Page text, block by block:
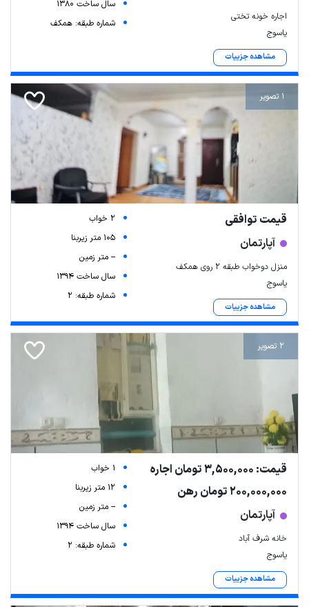
اجاره خونه تختی
یاسوج
مشاهده جزییات
سال ساخت 1380
شماره طبقه: همکف
1 تصویر
قیمت توافقی
آپارتمان
منزل دوخواب طبقه ۲ روی همکف
یاسوج
مشاهده جزییات
2 خواب
105 متر زیربنا
-- متر زمین
سال ساخت 1394
شماره طبقه: 2
2 تصویر
قیمت: 3,500,000 تومان اجاره
200,000,000 تومان رهن
آپارتمان
خانه شرف آباد
یاسوج
مشاهده جزییات
1 خواب
12 متر زیربنا
-- متر زمین
سال ساخت 1394
شماره طبقه: 2